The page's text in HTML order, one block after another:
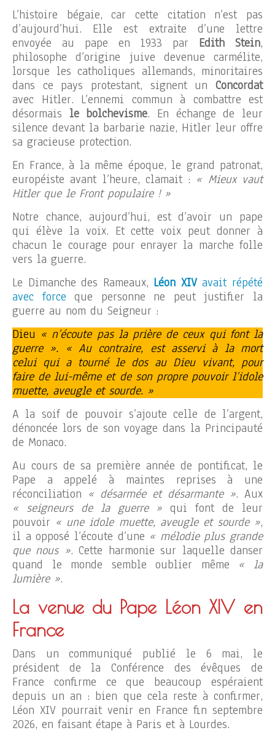
L’histoire bégaie, car cette citation n’est pas
d’aujourd’hui. Elle est extraite d’une lettre
envoyée au pape en 1933 par Edith Stein,
philosophe d’origine juive devenue carmélite,
lorsque les catholiques allemands, minoritaires
dans ce pays protestant, signent un Concordat
avec Hitler. L’ennemi commun à combattre est
désormais le bolchevisme. En échange de leur
silence devant la barbarie nazie, Hitler leur offre
sa gracieuse protection.
En France, à la même époque, le grand patronat,
européiste avant l’heure, clamait : « Mieux vaut
Hitler que le Front populaire ! »
Notre chance, aujourd’hui, est d’avoir un pape
qui élève la voix. Et cette voix peut donner à
chacun le courage pour enrayer la marche folle
vers la guerre.
Le Dimanche des Rameaux, Léon XIVavait répété
avec force que personne ne peut justifier la
guerre au nom du Seigneur :
Dieu « n’écoute pas la prière de ceux qui font la
guerre ». « Au contraire, est asservi à la mort
celui qui a tourné le dos au Dieu vivant, pour
faire de lui-même et de son propre pouvoir l’idole
muette, aveugle et sourde. »
A la soif de pouvoir s’ajoute celle de l’argent,
dénoncée lors de son voyage dans la Principauté
de Monaco.
Au cours de sa première année de pontificat, le
Pape a appelé à maintes reprises à une
réconciliation « désarmée et désarmante ». Aux
« seigneurs de la guerre » qui font de leur
pouvoir « une idole muette, aveugle et sourde »,
il a opposé l’écoute d’une « mélodie plus grande
que nous ». Cette harmonie sur laquelle danser
quand le monde semble oublier même « la
lumière ».
La venue du Pape Léon XIV en
France
Dans un communiqué publié le 6 mai, le
président de la Conférence des évêques de
France confirme ce que beaucoup espéraient
depuis un an : bien que cela reste à confirmer,
Léon XIV pourrait venir en France fin septembre
2026, en faisant étape à Paris et à Lourdes.